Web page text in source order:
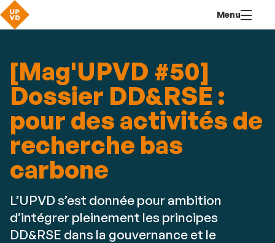
contenu
Menu
[Mag'UPVD #50]
Dossier DD&RSE :
pour des activités de
recherche bas
carbone
L’UPVD s’est donnée pour ambition
d’intégrer pleinement les principes
DD&RSE dans la gouvernance et le